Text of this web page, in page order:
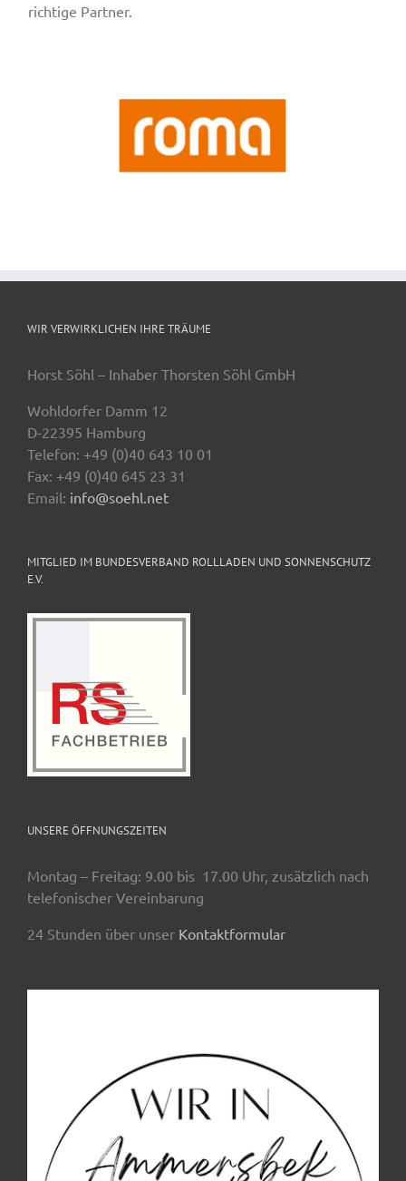
richtige Partner.
WIR VERWIRKLICHEN IHRE TRÄUME
Horst Söhl – Inhaber Thorsten Söhl GmbH
Wohldorfer Damm 12
D-22395 Hamburg
Telefon: +49 (0)40 643 10 01
Fax: +49 (0)40 645 23 31
Email: info@soehl.net
MITGLIED IM BUNDESVERBAND ROLLLADEN UND SONNENSCHUTZ
E.V.
UNSERE ÖFFNUNGSZEITEN
Montag – Freitag: 9.00 bis 17.00 Uhr, zusätzlich nach
telefonischer Vereinbarung
24 Stunden über unser Kontaktformular